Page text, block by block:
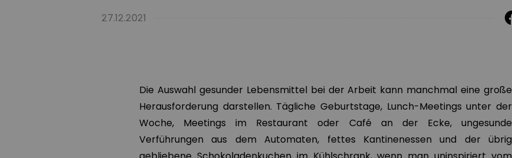
27.12.2021
Die Auswahl gesunder Lebensmittel bei der Arbeit kann manchmal eine große
Herausforderung darstellen. Tägliche Geburtstage, Lunch-Meetings unter der
Woche, Meetings im Restaurant oder Café an der Ecke, ungesunde
Verführungen aus dem Automaten, fettes Kantinenessen und der übrig